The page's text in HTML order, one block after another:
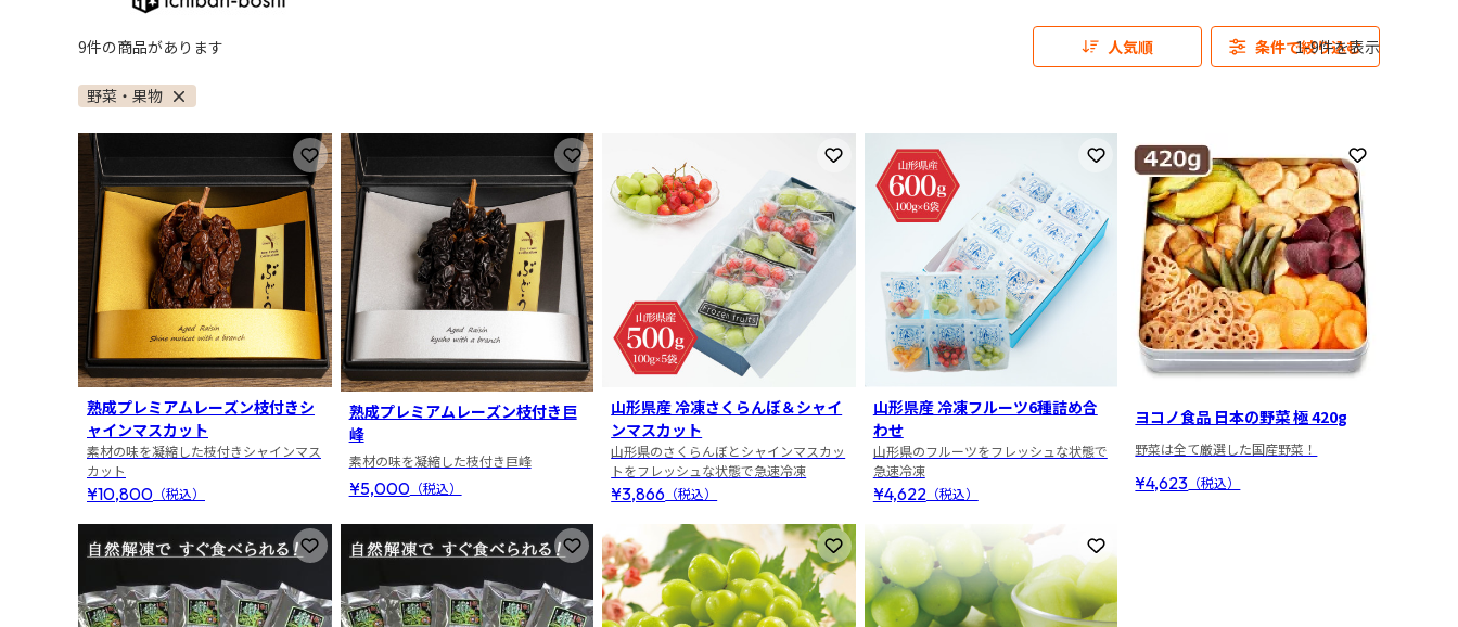
人気順 条件で絞り込む
野菜・果物
9件の商品があります 1-9件を表示
お気に入りに登録
熟成プレミアムレーズン枝付きシ
ャインマスカット
素材の味を凝縮した枝付きシャインマス
カット
¥10,800 （税込）
お気に入りに登録
熟成プレミアムレーズン枝付き巨
峰
素材の味を凝縮した枝付き巨峰
¥5,000（税込）
お気に入りに登録
山形県産 冷凍さくらんぼ＆シャイ
ンマスカット
山形県のさくらんぼとシャインマスカッ
トをフレッシュな状態で急速冷凍
¥3,866 （税込）
お気に入りに登録
山形県産 冷凍フルーツ6種詰め合
わせ
山形県のフルーツをフレッシュな状態で
急速冷凍
¥4,622 （税込）
お気に入りに
ヨコノ食品 日本の野菜 極 420g
野菜は全て厳選した国産野菜！
¥4,623 （税込）
お気に入りに登録 お気に入りに登録 お気に入りに登録 お気に入りに登録